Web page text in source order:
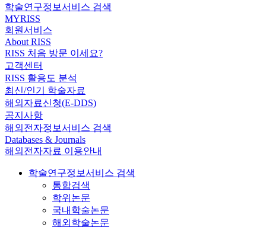
학술연구정보서비스 검색
MYRISS
회원서비스
About RISS
RISS 처음 방문 이세요?
고객센터
RISS 활용도 분석
최신/인기 학술자료
해외자료신청(E-DDS)
공지사항
해외전자정보서비스 검색
Databases & Journals
해외전자자료 이용안내
학술연구정보서비스 검색
통합검색
학위논문
국내학술논문
해외학술논문